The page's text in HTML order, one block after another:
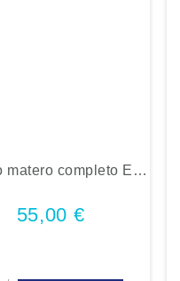
matero completo El
mate y yerba
55,00 €